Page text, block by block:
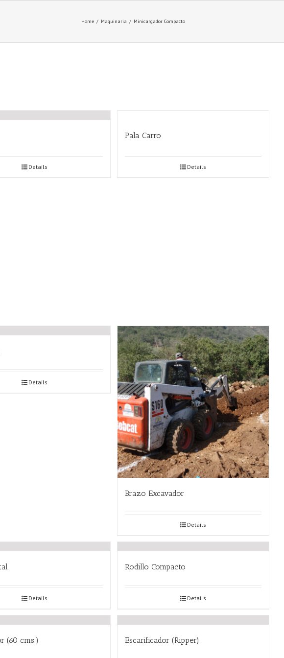
Home / Maquinaria / Minicargador Compacto
Details
Pala Carro
Details
Details
Brazo Excavador
Details
Details
Rodillo Compacto
Details
(60 cms.) Escarificador (Ripper)